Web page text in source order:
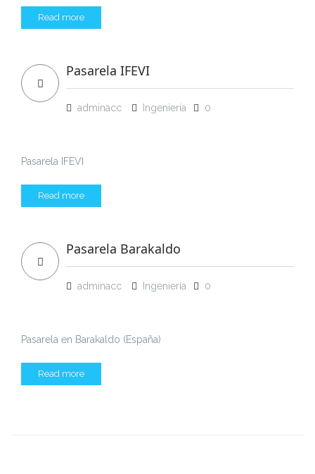
Read more
Pasarela IFEVI
adminacc Ingeniería 0
Pasarela IFEVI
Read more
Pasarela Barakaldo
adminacc Ingeniería 0
Pasarela en Barakaldo (España)
Read more